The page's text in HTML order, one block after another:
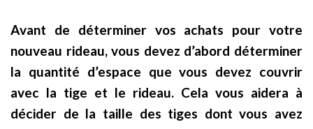
Avant de déterminer vos achats pour votre
nouveau rideau, vous devez d’abord déterminer
la quantité d’espace que vous devez couvrir
avec la tige et le rideau. Cela vous aidera à
décider de la taille des tiges dont vous avez